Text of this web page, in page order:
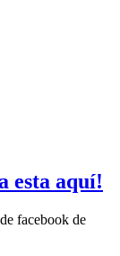
esta aquí!
facebook de